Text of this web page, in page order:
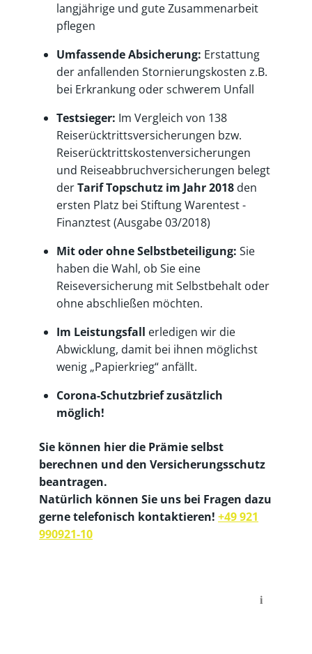
langjährige und gute Zusammenarbeit
pflegen
Umfassende Absicherung: Erstattung
der anfallenden Stornierungskosten z.B.
bei Erkrankung oder schwerem Unfall
Testsieger: Im Vergleich von 138
Reiserücktrittsversicherungen bzw.
Reiserücktrittskostenversicherungen
und Reiseabbruchversicherungen belegt
derTarif Topschutz im Jahr 2018 den
ersten Platz bei Stiftung Warentest -
Finanztest (Ausgabe 03/2018)
Mit oder ohne Selbstbeteiligung: Sie
haben die Wahl, ob Sie eine
Reiseversicherung mit Selbstbehalt oder
ohne abschließen möchten.
Im Leistungsfall erledigen wir die
Abwicklung, damit bei ihnen möglichst
wenig „Papierkrieg“ anfällt.
Corona-Schutzbrief zusätzlich
möglich!
Sie können hier die Prämie selbst
berechnen und den Versicherungsschutz
beantragen.
Natürlich können Sie uns bei Fragen dazu
gerne telefonisch kontaktieren! +49 921
990921-10
i